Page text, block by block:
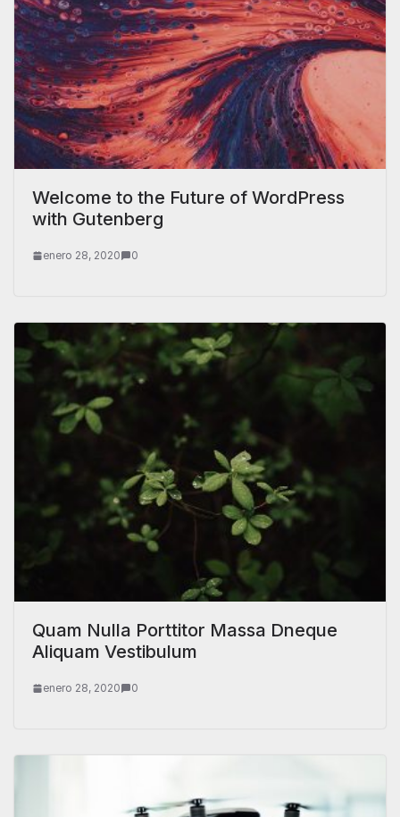
Welcome to the Future of WordPress
with Gutenberg
enero 28, 2020 0
Quam Nulla Porttitor Massa Dneque
Aliquam Vestibulum
enero 28, 2020 0